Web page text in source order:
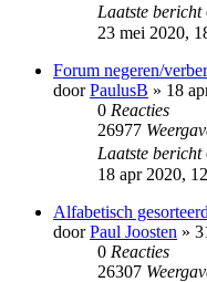
Laatste bericht
23 mei 2020,
Forum negeren/
doorPaulusB » 18
0 Reacties
26977
Laatste bericht
18 apr 2020,
Alfabetisch
doorPaul Joosten »
0 Reacties
26307